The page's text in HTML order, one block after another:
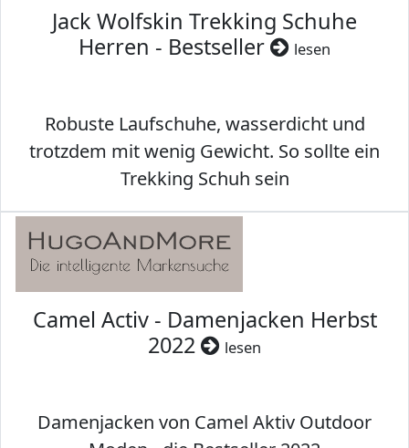
Jack Wolfskin Trekking Schuhe
Herren - Bestseller
lesen
Robuste Laufschuhe, wasserdicht und
trotzdem mit wenig Gewicht. So sollte ein
Trekking Schuh sein
Camel Activ - Damenjacken Herbst
2022
lesen
Damenjacken von Camel Aktiv Outdoor